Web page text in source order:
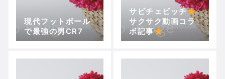
現代フットボール
で最強の男CR7
サビチェビッチ
サクサク動画コラ
ボ記事